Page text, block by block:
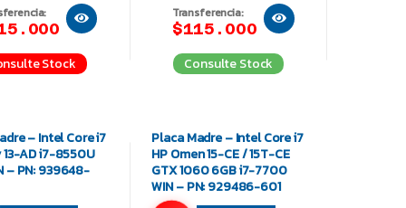
Stock
Transferencia:
$115.000
Consulte Stock
– Intel Core i7
13-AD i7-8550U
– PN: 939648-
Placa Madre – Intel Core i7
HP Omen 15-CE / 15T-CE
GTX 1060 6GB i7-7700
WIN – PN: 929486-601